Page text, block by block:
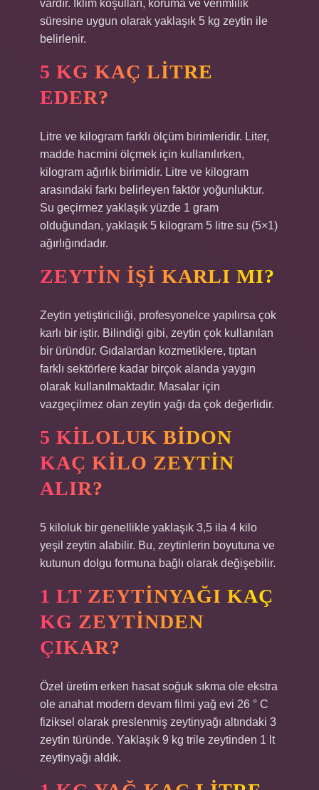
vardır. İklim koşulları, koruma ve verimlilik
süresine uygun olarak yaklaşık 5 kg zeytin ile
belirlenir.
5 KG KAÇ LITRE
EDER?
Litre ve kilogram farklı ölçüm birimleridir. Liter,
madde hacmini ölçmek için kullanılırken,
kilogram ağırlık birimidir. Litre ve kilogram
arasındaki farkı belirleyen faktör yoğunluktur.
Su geçirmez yaklaşık yüzde 1 gram
olduğundan, yaklaşık 5 kilogram 5 litre su (5×1)
ağırlığındadır.
ZEYTIN IŞI KARLI MI?
Zeytin yetiştiriciliği, profesyonelce yapılırsa çok
karlı bir iştir. Bilindiği gibi, zeytin çok kullanılan
bir üründür. Gıdalardan kozmetiklere, tıptan
farklı sektörlere kadar birçok alanda yaygın
olarak kullanılmaktadır. Masalar için
vazgeçilmez olan zeytin yağı da çok değerlidir.
5 KILOLUK BIDON
KAÇ KILO ZEYTIN
ALIR?
5 kiloluk bir genellikle yaklaşık 3,5 ila 4 kilo
yeşil zeytin alabilir. Bu, zeytinlerin boyutuna ve
kutunun dolgu formuna bağlı olarak değişebilir.
1 LT ZEYTINYAĞI KAÇ
KG ZEYTINDEN
ÇIKAR?
Özel üretim erken hasat soğuk sıkma ole ekstra
ole anahat modern devam filmi yağ evi 26 ° C
fiziksel olarak preslenmiş zeytinyağı altındaki 3
zeytin türünde. Yaklaşık 9 kg trile zeytinden 1 lt
zeytinyağı aldık.